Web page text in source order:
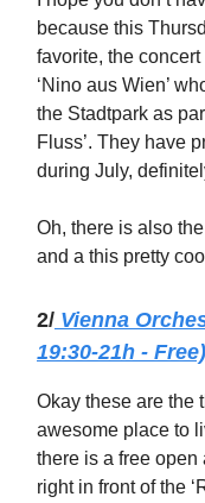
because this
favorite, the
‘Nino aus Wien’
the Stadtpark as
Fluss’. They have
during July,
Oh, there is also the
and a this pretty cool
2/ Vienna
19:30-21h - Free)
Okay these are the
awesome place to
there is a free open
right in front of the